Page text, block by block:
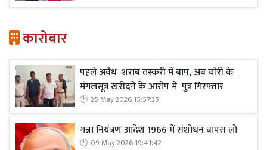
कारोबार
पहले अवैध शराब तस्करी में बाप, अब चोरी के
मंगलसूत्र खरीदने के आरोप में पुत्र गिरफ्तार
25 May 2026 15:57:35
गन्ना नियंत्रण आदेश 1966 में संशोधन वापस लो
09 May 2026 19:41:42